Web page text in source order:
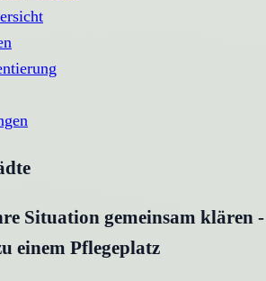
Situation gemeinsam klären -
einem Pflegeplatz